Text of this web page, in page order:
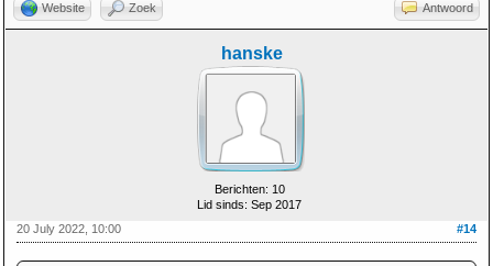
Website Zoek Antwoord
hanske
Berichten: 10
Lid sinds: Sep 2017
#14
20 July 2022, 10:00